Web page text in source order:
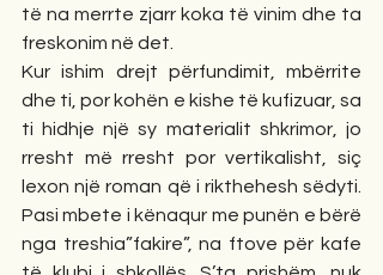
të na merrte zjarr koka të vinim dhe ta
freskonim në det.
Kur ishim drejt përfundimit, mbërrite
dhe ti, por kohën e kishe të kufizuar, sa
ti hidhje një sy materialit shkrimor, jo
rresht më rresht por vertikalisht, siç
lexon një roman që i rikthehesh sëdyti.
Pasi mbete i kënaqur me punën e bërë
nga treshia”fakire”, na ftove për kafe